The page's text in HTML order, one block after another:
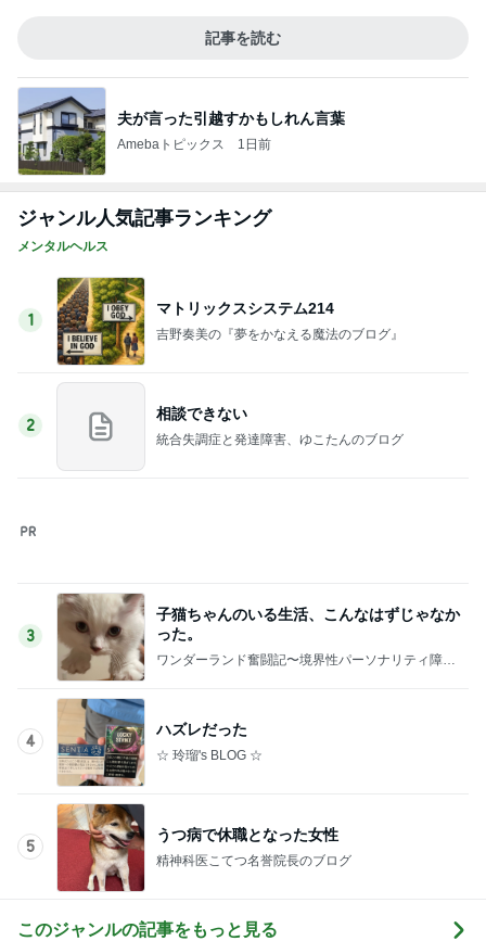
記事を読む
夫が言った引越すかもしれん言葉
Amebaトピックス 1日前
ジャンル人気記事ランキング
メンタルヘルス
1
マトリックスシステム214
吉野奏美の『夢をかなえる魔法のブログ』
2
相談できない
統合失調症と発達障害、ゆこたんのブログ
3
子猫ちゃんのいる生活、こんなはずじゃなか
った。
ワンダーランド奮闘記〜境界性パーソナリティ障害
4
ハズレだった
☆ 玲瑠's BLOG ☆
5
うつ病で休職となった女性
精神科医こてつ名誉院長のブログ
このジャンルの記事をもっと見る